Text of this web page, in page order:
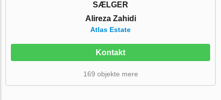
SÆLGER
Alireza Zahidi
Atlas Estate
Kontakt
169 objekte mere